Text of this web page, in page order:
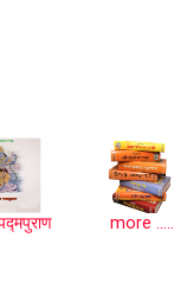
more .....